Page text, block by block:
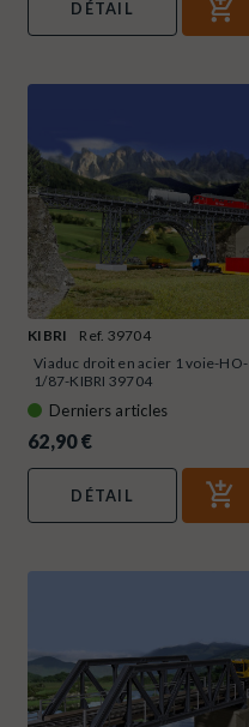
DÉTAIL
KIBRI
Ref. 39704
Viaduc droit en acier 1 voie-HO-
1/87-KIBRI 39704
Derniers articles
62,90 €
DÉTAIL